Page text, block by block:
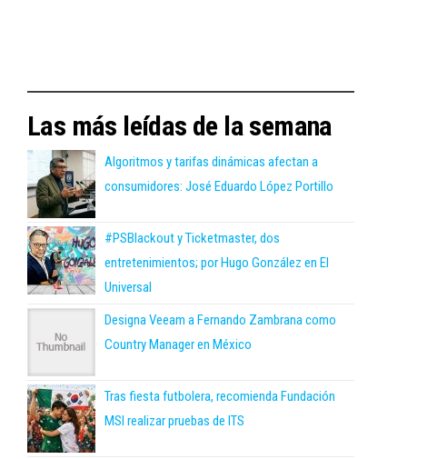
Las más leídas de la semana
Algoritmos y tarifas dinámicas afectan a
consumidores: José Eduardo López Portillo
#PSBlackout y Ticketmaster, dos
entretenimientos; por Hugo González en El
Universal
Designa Veeam a Fernando Zambrana como
Country Manager en México
Tras fiesta futbolera, recomienda Fundación
MSI realizar pruebas de ITS